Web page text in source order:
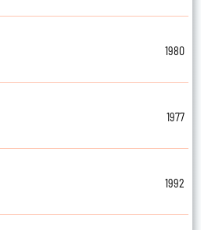
1980
1977
1992